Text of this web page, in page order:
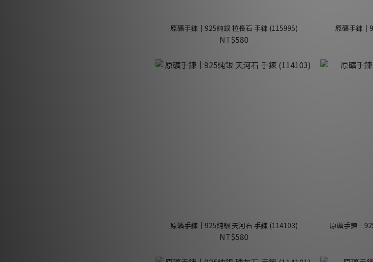
原礦手鍊｜925純銀 拉長石 手鍊 (115995)
NT$580
原礦手鍊｜
原礦手鍊｜925純銀 天河石 手鍊 (114103)
NT$580
原礦手鍊｜